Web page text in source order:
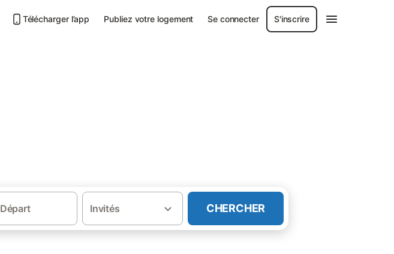
Télécharger l’app Publiez votre logement Se connecter S'inscrire
Départ Invités CHERCHER